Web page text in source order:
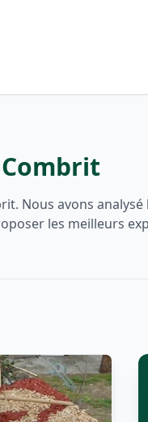
Nous avons analysé
les meilleurs